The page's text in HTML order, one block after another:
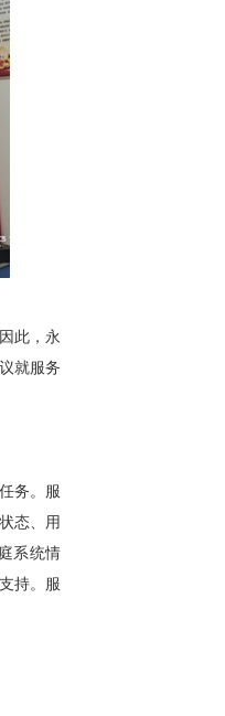
此，永
就服务
务。服
态、用
系统情
持。服